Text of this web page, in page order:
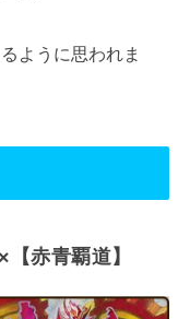
ように思われま
赤青覇道】